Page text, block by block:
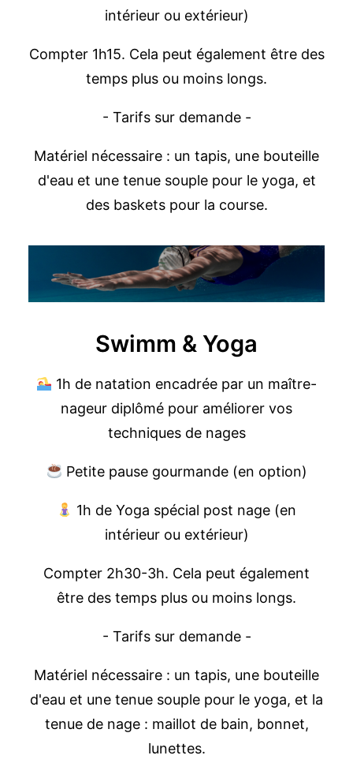
intérieur ou extérieur)
Compter 1h15. Cela peut également être des
temps plus ou moins longs.
- Tarifs sur demande -
Matériel nécessaire : un tapis, une bouteille
d'eau et une tenue souple pour le yoga, et
des baskets pour la course.
Swimm & Yoga
1h de natation encadrée par un maître-
nageur diplômé pour améliorer vos
techniques de nages
Petite pause gourmande (en option)
1h de Yoga spécial post nage (en
intérieur ou extérieur)
Compter 2h30-3h. Cela peut également
être des temps plus ou moins longs.
- Tarifs sur demande -
Matériel nécessaire : un tapis, une bouteille
d'eau et une tenue souple pour le yoga, et la
tenue de nage : maillot de bain, bonnet,
lunettes.